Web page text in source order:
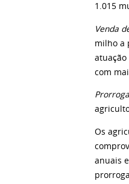
1.015
Venda
milho a
com
Os
anuais